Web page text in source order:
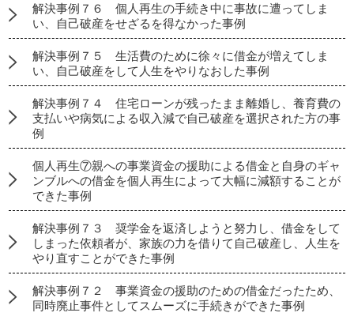
解決事例７６ 個人再生の手続き中に事故に遭ってしま
い、自己破産をせざるを得なかった事例
解決事例７５ 生活費のために徐々に借金が増えてしま
い、自己破産をして人生をやりなおした事例
解決事例７４ 住宅ローンが残ったまま離婚し、養育費の
支払いや病気による収入減で自己破産を選択された方の事
例
個人再生⑦親への事業資金の援助による借金と自身のギャ
ンブルへの借金を個人再生によって大幅に減額することが
できた事例
解決事例７３ 奨学金を返済しようと努力し、借金をして
しまった依頼者が、家族の力を借りて自己破産し、人生を
やり直すことができた事例
解決事例７２ 事業資金の援助のための借金だったため、
同時廃止事件としてスムーズに手続きができた事例